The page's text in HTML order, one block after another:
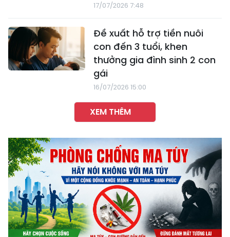
17/07/2026 7:48
Đề xuất hỗ trợ tiền nuôi
con đến 3 tuổi, khen
thưởng gia đình sinh 2 con
gái
16/07/2026 15:00
XEM THÊM